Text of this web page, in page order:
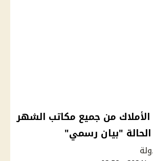
من جميع مكاتب الشهر
"بيان رسمي"